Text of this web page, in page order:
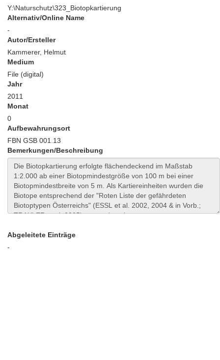
Y:\Naturschutz\323_Biotopkartierung
Alternativ/Online Name
-
Autor/Ersteller
Kammerer, Helmut
Medium
File (digital)
Jahr
2011
Monat
0
Aufbewahrungsort
FBN GSB 001.13
Bemerkungen/Beschreibung
Abgeleitete Einträge
-